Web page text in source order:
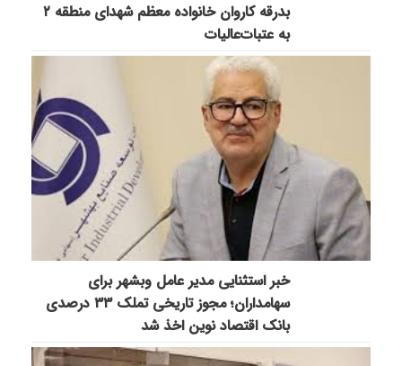
بدرقه کاروان خانواده معظم شهدای منطقه ۲
به عتبات‌عالیات
خبر استثنایی مدیر عامل وبشهر برای
سهامداران؛ مجوز تاریخی تملک ۳۳ درصدی
بانک اقتصاد نوین اخذ شد